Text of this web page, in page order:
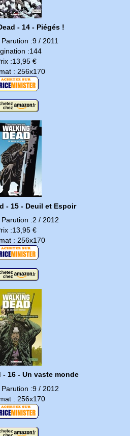
- 14 - Piégés !
:9 / 2011
:144
:13,95 €
: 256x170
- 15 - Deuil et Espoir
:2 / 2012
:13,95 €
: 256x170
- 16 - Un vaste monde
:9 / 2012
: 256x170